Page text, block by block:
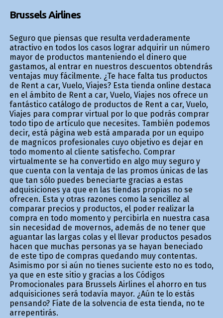
Brussels Airlines
Seguro que piensas que resulta verdaderamente
atractivo en todos los casos lograr adquirir un número
mayor de productos manteniendo el dinero que
gastamos, al entrar en nuestros descuentos obtendrás
ventajas muy fácilmente. ¿Te hace falta tus productos
de Rent a car, Vuelo, Viajes? Esta tienda online destaca
en el ámbito de Rent a car, Vuelo, Viajes nos ofrece un
fantástico catálogo de productos de Rent a car, Vuelo,
Viajes para comprar virtual por lo que podrás comprar
todo tipo de artículo que necesites. También podemos
decir, está página web está amparada por un equipo
de magníficos profesionales cuyo objetivo es dejar en
todo momento al cliente satisfecho. Comprar
virtualmente se ha convertido en algo muy seguro y
que cuenta con la ventaja de las promos únicas de las
que tan sólo puedes beneficiarte gracias a estas
adquisiciones ya que en las tiendas propias no se
ofrecen. Esta y otras razones como la sencillez al
comparar precios y productos, el poder realizar la
compra en todo momento y percibirla en nuestra casa
sin necesidad de movernos, además de no tener que
aguantar las largas colas y el llevar productos pesados
hacen que muchas personas ya se hayan beneficiado
de este tipo de compras quedando muy contentas.
Asimismo por si aún no tienes suficiente esto no es todo,
ya que en este sitio y gracias a los Códigos
Promocionales para Brussels Airlines el ahorro en tus
adquisiciones será todavía mayor. ¿Aún te lo estás
pensando? Fíate de la solvencia de esta tienda, no te
arrepentirás.